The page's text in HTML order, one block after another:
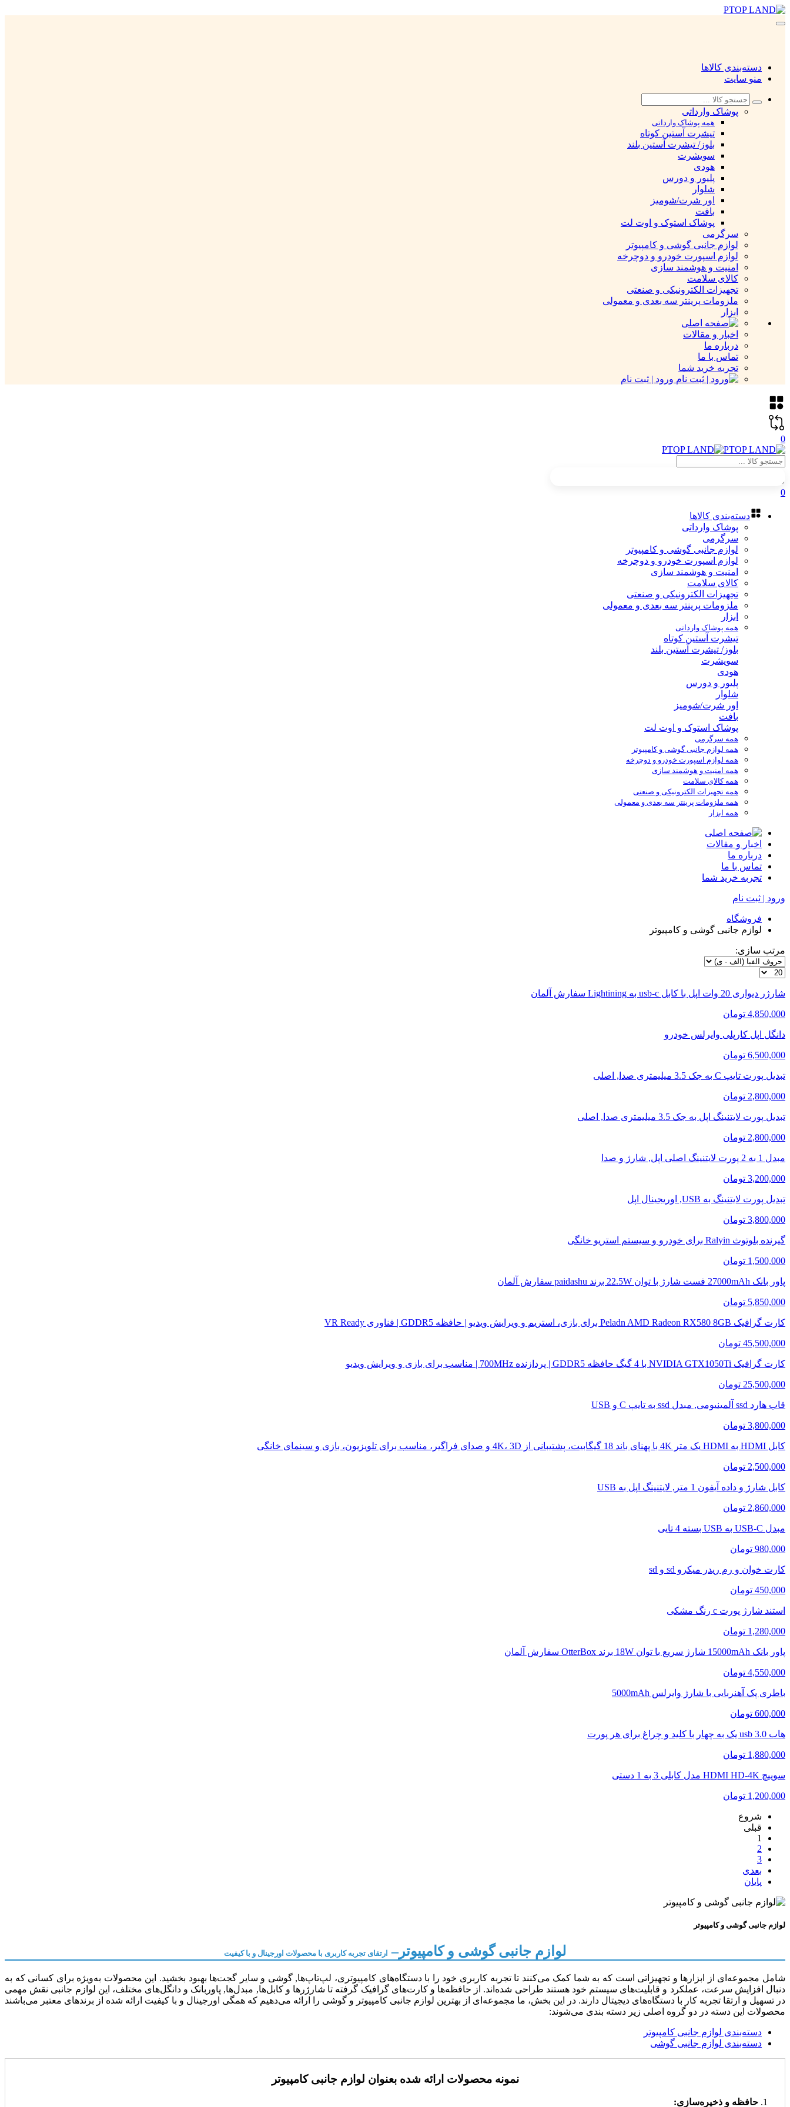
دسته‌بندی کالاها
منو سایت
پوشاک وارداتی
همه پوشاک وارداتی
تیشرت آستین کوتاه
بلوز/ تیشرت آستین بلند
سویشرت
هودی
پلیور و دورس
شلوار
اور شرت/شومیز
بافت
پوشاک استوک و اوت لت
سرگرمی
لوازم جانبی گوشی و کامپیوتر
لوازم اسپورت خودرو و دوچرخه
امنیت و هوشمند سازی
کالای سلامت
تجهیزات الکترونیکی و صنعتی
ملزومات پرینتر سه بعدی و معمولی
ابزار
اخبار و مقالات
درباره ما
تماس با ما
تجربه خرید شما
ورود | ثبت نام
0
0
دسته‌بندی کالاها
پوشاک وارداتی
سرگرمی
لوازم جانبی گوشی و کامپیوتر
لوازم اسپورت خودرو و دوچرخه
امنیت و هوشمند سازی
کالای سلامت
تجهیزات الکترونیکی و صنعتی
ملزومات پرینتر سه بعدی و معمولی
ابزار
همه پوشاک وارداتی
تیشرت آستین کوتاه
بلوز/ تیشرت آستین بلند
سویشرت
هودی
پلیور و دورس
شلوار
اور شرت/شومیز
بافت
پوشاک استوک و اوت لت
همه سرگرمی
همه لوازم جانبی گوشی و کامپیوتر
همه لوازم اسپورت خودرو و دوچرخه
همه امنیت و هوشمند سازی
همه کالای سلامت
همه تجهیزات الکترونیکی و صنعتی
همه ملزومات پرینتر سه بعدی و معمولی
همه ابزار
اخبار و مقالات
درباره ما
تماس با ما
تجربه خرید شما
ورود | ثبت نام
فروشگاه
لوازم جانبی گوشی و کامپیوتر
مرتب سازی:
شارژر دیواری 20 وات اپل با کابل usb-c به Lightining سفارش آلمان
4,850,000 تومان
دانگل اپل کارپلی وایرلس خودرو
6,500,000 تومان
تبدیل پورت تایپ C به جک 3.5 میلیمتری صدا, اصلی
2,800,000 تومان
تبدیل پورت لایتنینگ اپل به جک 3.5 میلیمتری صدا, اصلی
2,800,000 تومان
مبدل 1 به 2 پورت لایتنینگ اصلی اپل, شارژ و صدا
3,200,000 تومان
تبدیل پورت لایتنینگ به USB, اوریجینال اپل
3,800,000 تومان
گیرنده بلوتوث Ralyin برای خودرو و سیستم استریو خانگی
1,500,000 تومان
پاور بانک 27000mAh فست شارژ با توان 22.5W برند paidashu سفارش آلمان
5,850,000 تومان
کارت گرافیک Peladn AMD Radeon RX580 8GB برای بازی، استریم و ویرایش ویدیو | حافظه GDDR5 | فناوری VR Ready
45,500,000 تومان
کارت گرافیک NVIDIA GTX1050Ti با 4 گیگ حافظه GDDR5 | پردازنده 700MHz | مناسب برای بازی و ویرایش ویدیو
25,500,000 تومان
قاب هارد ssd آلمینیومی, مبدل ssd به تایپ C و USB
3,800,000 تومان
کابل HDMI به HDMI یک متر 4K با پهنای باند 18 گیگابیت، پشتیبانی از 4K، 3D و صدای فراگیر، مناسب برای تلویزیون، بازی و سینمای خانگی
2,500,000 تومان
کابل شارژ و داده آیفون 1 متر, لایتنینگ اپل به USB
2,860,000 تومان
مبدل USB-C به USB بسته 4 تایی
980,000 تومان
کارت خوان و رم ریدر میکرو sd و sd
450,000 تومان
استند شارژ پورت c رنگ مشکی
1,280,000 تومان
پاور بانک 15000mAh شارژ سریع با توان 18W برند OtterBox سفارش آلمان
4,550,000 تومان
باطری پک آهنربایی با شارژ وایرلس 5000mAh
600,000 تومان
هاب usb 3.0 یک به چهار با کلید و چراغ برای هر پورت
1,880,000 تومان
سوییچ HDMI HD-4K مدل کابلی 3 به 1 دستی
1,200,000 تومان
شروع
قبلی
1
2
3
بعدی
پایان
لوازم جانبی گوشی و کامپیوتر
لوازم جانبی گوشی و کامپیوتر– ارتقای تجربه کاربری با محصولات اورجینال و با کیفیت
شامل مجموعه‌ای از ابزارها و تجهیزاتی است که به شما کمک می‌کنند تا تجربه کاربری خود را با دستگاه‌های کامپیوتری، لپ‌تاپ‌ها, گوشی و سایر گجت‌ها بهبود بخشید. این محصولات به‌ویژه برای کسانی که به
دنبال افزایش سرعت، عملکرد و قابلیت‌های سیستم خود هستند طراحی شده‌اند. از حافظه‌ها و کارت‌های گرافیک گرفته تا شارژرها و کابل‌ها, مبدل‌ها, پاوربانک و دانگل‌های مختلف، این لوازم جانبی نقش مهمی
در تسهیل و ارتقا تجربه کار با دستگاه‌های دیجیتال دارند. در این بخش، ما مجموعه‌ای از بهترین لوازم جانبی کامپیوتر و گوشی را ارائه می‌دهیم که همگی اورجینال و با کیفیت ارائه شده از برندهای معتبر می‌باشند
محصولات این دسته در دو گروه اصلی زیر دسته بندی می‌شوند:
دسته‌بندی لوازم جانبی کامپیوتر
دسته‌بندی لوازم جانبی گوشی
نمونه محصولات ارائه شده بعنوان لوازم جانبی کامپیوتر
حافظه و ذخیره‌سازی: